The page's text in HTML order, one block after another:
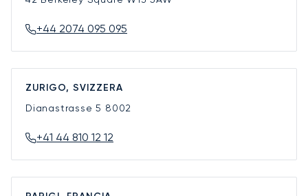
+44 2074 095 095
ZURIGO, SVIZZERA
Dianastrasse 5 8002
+41 44 810 12 12